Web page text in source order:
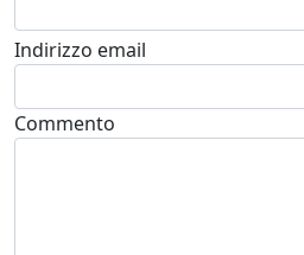
Indirizzo email
Commento